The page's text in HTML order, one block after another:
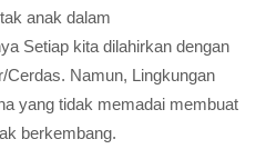
anak dalam
Setiap kita dilahirkan dengan
Cerdas. Namun, Lingkungan
yang tidak memadai membuat
berkembang.